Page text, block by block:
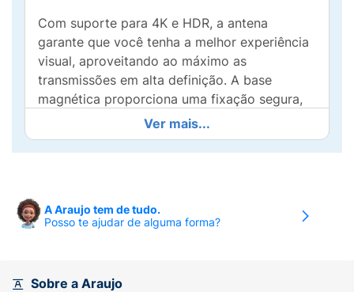
Com suporte para 4K e HDR, a antena
garante que você tenha a melhor experiência
visual, aproveitando ao máximo as
transmissões em alta definição. A base
magnética proporciona uma fixação segura,
permitindo que você posicione a antena
facilmente em qualquer lugar, seja em sua
sala de estar ou quarto.
na conexão, alcançando mais facilmente sua
TV sem perder qualidade. A Antena Smart
precise se preocupar com a qualidade do
Ver mais...
A Araujo tem de tudo.
Posso te ajudar de alguma forma?
Sobre a Araujo